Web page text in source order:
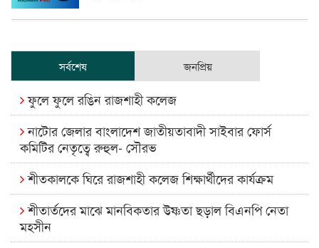
সর্বশেষ জনপ্রিয়
ফুলে ফুলে রঙিন রাজশাহী কলেজ
নাটোর জেলার বাংলাদেশ জাতীয়তাবাদী সাইবার ফোর্স
কমিটির নেতৃত্বে রুহুল- সৌরভ
শীতকালকে ঘিরে রাজশাহী কলেজ শিক্ষার্থীদের কার্যক্রম
শীতার্তদের মাঝে মানবিকতার উষ্ণতা ছড়াল বিএনপি নেতা
মহসীন